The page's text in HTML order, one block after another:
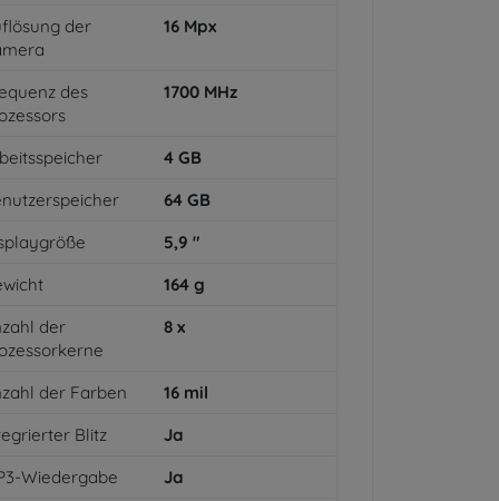
der
16 Mpx
des
1700 MHz
4 GB
64 GB
5,9 "
164 g
der
8 x
der Farben 16 mil
Blitz
Ja
Wiedergabe
Ja